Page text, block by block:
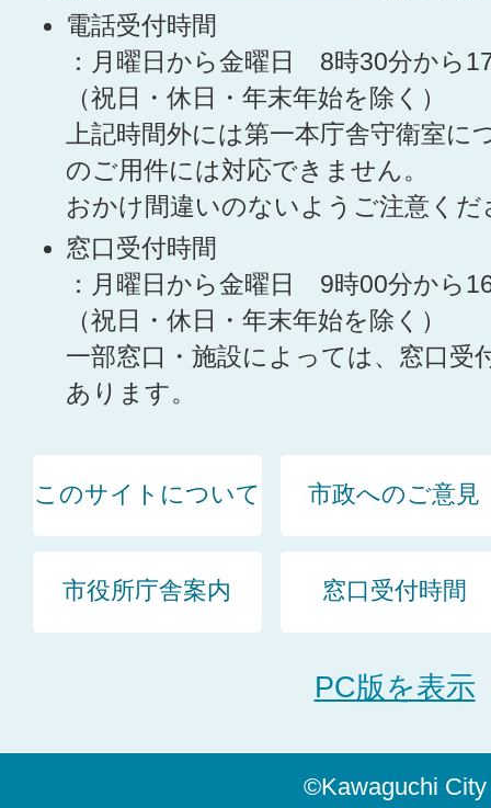
電話受付時間
：月曜日から金曜日 8時30分から
（祝日・休日・年末年始を除く）
上記時間外には第一本庁舎守衛室に
のご用件には対応できません。
おかけ間違いのないようご注意くだ
窓口受付時間
：月曜日から金曜日 9時00分から
（祝日・休日・年末年始を除く）
一部窓口・施設によっては、窓口受
あります。
このサイトについて 市政へのご意見
市役所庁舎案内 窓口受付時間
PC版を表示
©Kawaguchi City